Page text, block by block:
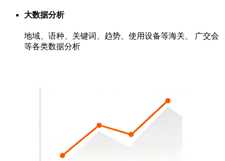
大数据分析
地域、语种、关键词、趋势、使用设备等海关、 广交会
等各类数据分析